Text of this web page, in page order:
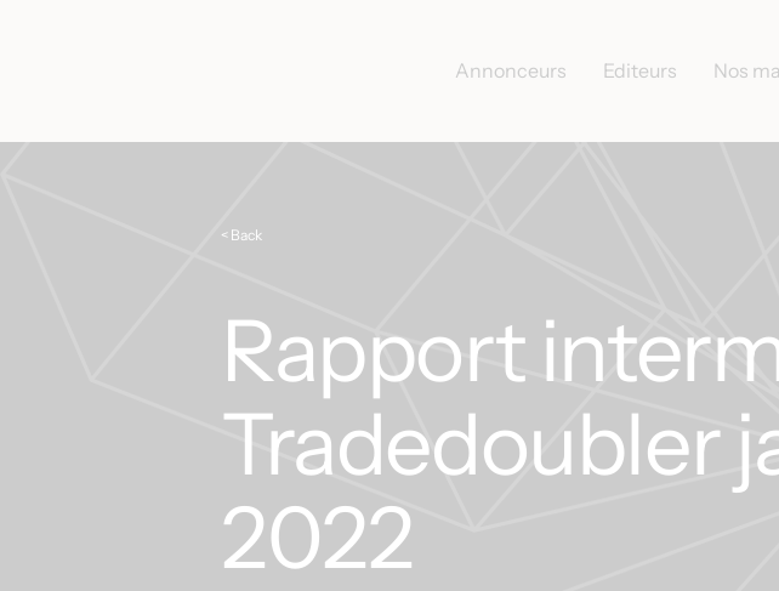
Annonceurs Editeurs Nos
< Back
Rapport
Tradedoubler
2022